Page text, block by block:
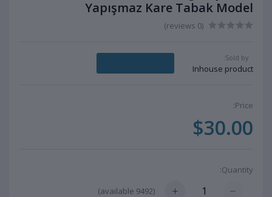
Yapışmaz Kare Tabak Model
(0 reviews)
Sold by:
Inhouse product
Price:
$30.00
Quantity:
(
9492